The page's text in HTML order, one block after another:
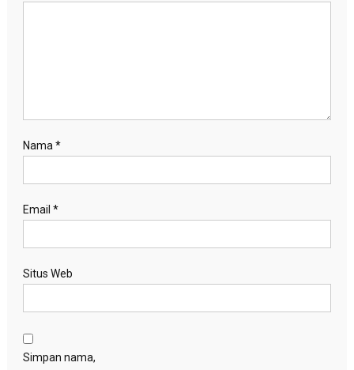
Nama*
Email *
Situs Web
Simpan nama,